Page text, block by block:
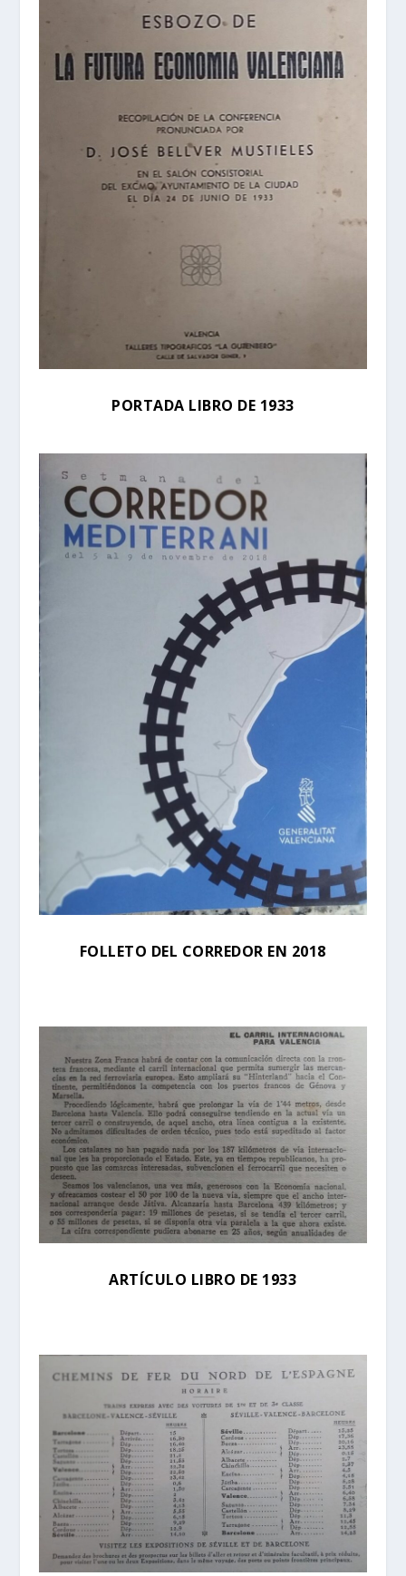
PORTADA LIBRO DE 1933
FOLLETO DEL CORREDOR EN 2018
ARTÍCULO LIBRO DE 1933